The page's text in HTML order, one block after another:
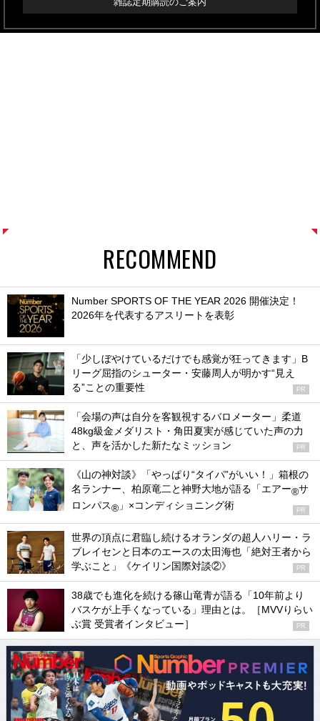
RECOMMEND
Number SPORTS OF THE YEAR 2026 開催決定！
2026年を代表するアスリートを表彰
「少しぼやけているだけでも感覚が狂ってきます」B
リーグ屈指のシューター・安藤周人が明かす“見え
る”ことの重要性
PR
「会場の声は自分を客観視するバロメーター」柔道
48kg級金メダリスト・角田夏実が感じていた声の力
と、声を活かした新たなミッション
PR
《山の神対談》「やっぱり“タイパ”がいい！」箱根の
名ランナー、柏原竜二と神野大地が語る「エアー®サ
ロンパス® 」×コンディショニング術 PR
世界の頂点に君臨し続けるオランダの超人ハリー・ラ
ブレイセンと日本のエースの太田海也「絶対王者から
学ぶこと」《ケイリン国際対談②》
PR
38歳でも進化を続ける篠山竜青が語る「10年前より
バスケが上手くなっている」理由とは。［MVVりらい
ぶ賞 受賞者インタビュー］
PR